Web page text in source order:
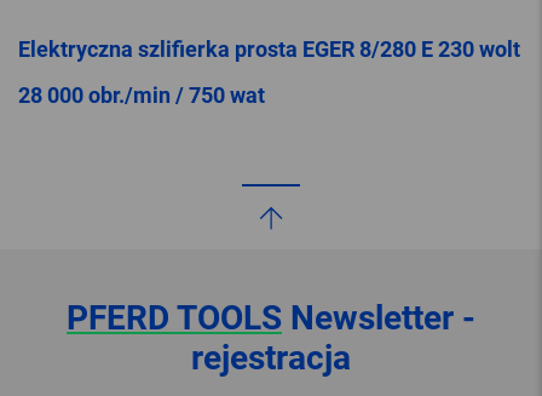
Elektryczna szlifierka prosta EGER 8/280 E 230 wolt
28 000 obr./min / 750 wat
PFERD TOOLS Newsletter -
rejestracja